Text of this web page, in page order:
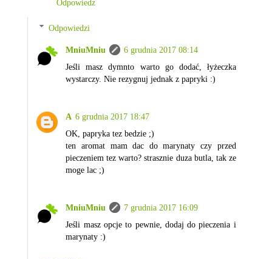
Odpowiedz
Odpowiedzi
MniuMniu
6 grudnia 2017 08:14
Jeśli masz dymnto warto go dodać, łyżeczka
wystarczy. Nie rezygnuj jednak z papryki :)
A 6 grudnia 2017 18:47
OK, papryka tez bedzie ;)
ten aromat mam dac do marynaty czy przed
pieczeniem tez warto? strasznie duza butla, tak ze
moge lac ;)
MniuMniu
7 grudnia 2017 16:09
Jeśli masz opcje to pewnie, dodaj do pieczenia i
marynaty :)